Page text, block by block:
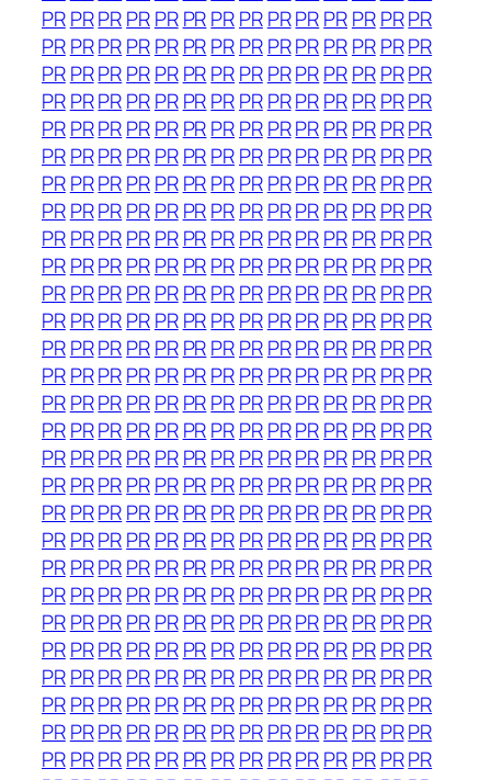
PRPRPRPRPR PRPRPRPRPRPRPR PRPR
PRPRPRPRPR PRPRPRPRPRPRPR PRPR
PRPRPRPRPR PRPRPRPRPRPRPR PRPR
PRPRPRPRPR PRPRPRPRPRPRPR PRPR
PRPRPRPRPR PRPRPRPRPRPRPR PRPR
PRPRPRPRPR PRPRPRPRPRPRPR PRPR
PRPRPRPRPR PRPRPRPRPRPRPR PRPR
PRPRPRPRPR PRPRPRPRPRPRPR PRPR
PRPRPRPRPR PRPRPRPRPRPRPR PRPR
PRPRPRPRPR PRPRPRPRPRPRPR PRPR
PRPRPRPRPR PRPRPRPRPRPRPR PRPR
PRPRPRPRPR PRPRPRPRPRPRPR PRPR
PRPRPRPRPR PRPRPRPRPRPRPR PRPR
PRPRPRPRPR PRPRPRPRPRPRPR PRPR
PRPRPRPRPR PRPRPRPRPRPRPR PRPR
PRPRPRPRPR PRPRPRPRPRPRPR PRPR
PRPRPRPRPR PRPRPRPRPRPRPR PRPR
PRPRPRPRPR PRPRPRPRPRPRPR PRPR
PRPRPRPRPR PRPRPRPRPRPRPR PRPR
PRPRPRPRPR PRPRPRPRPRPRPR PRPR
PRPRPRPRPR PRPRPRPRPRPRPR PRPR
PRPRPRPRPR PRPRPRPRPRPRPR PRPR
PRPRPRPRPR PRPRPRPRPRPRPR PRPR
PRPRPRPRPR PRPRPRPRPRPRPR PRPR
PRPRPRPRPR PRPRPRPRPRPRPR PRPR
PRPRPRPRPR PRPRPRPRPRPRPR PRPR
PRPRPRPRPR PRPRPRPRPRPRPR PRPR
PRPRPRPRPR PRPRPRPRPRPRPR PRPR